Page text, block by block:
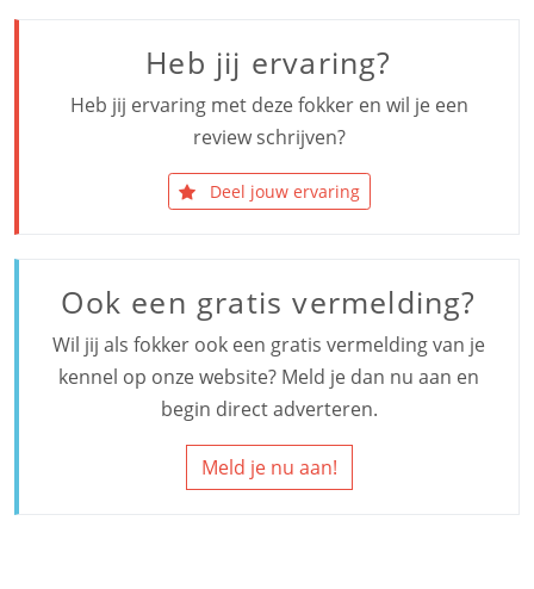
Heb jij ervaring?
Heb jij ervaring met deze fokker en wil je een
review schrijven?
Deel jouw ervaring
Ook een gratis vermelding?
Wil jij als fokker ook een gratis vermelding van je
kennel op onze website? Meld je dan nu aan en
begin direct adverteren.
Meld je nu aan!